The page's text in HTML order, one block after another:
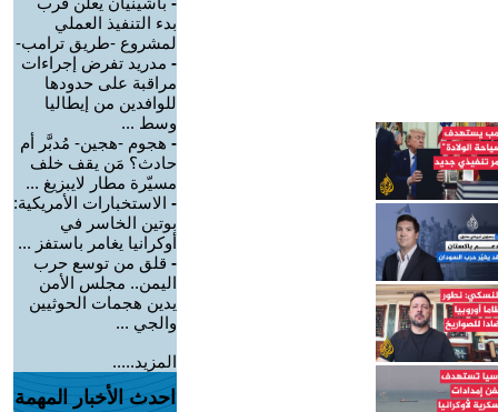
بدء التنفيذ العملي
لمشروع -طريق ترامب-
- مدريد تفرض إجراءات
مراقبة على حدودها
للوافدين من إيطاليا
وسط ...
- هجوم -هجين- مُدبَّر أم
حادث؟ مَن يقف خلف
مسيّرة مطار لايبزيغ ...
- الاستخبارات الأمريكية:
بوتين الخاسر في
أوكرانيا يغامر باستفز ...
- قلق من توسع حرب
اليمن.. مجلس الأمن
يدين هجمات الحوثيين
والجي ...
المزيد.....
احدث الأخبار المهمة